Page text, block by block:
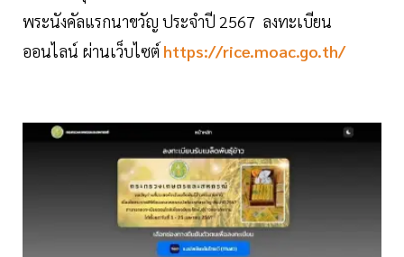
พระนังคัลแรกนาขวัญ ประจำปี 2567 ลงทะเบียน
ออนไลน์ ผ่านเว็บไซต์ https://rice.moac.go.th/